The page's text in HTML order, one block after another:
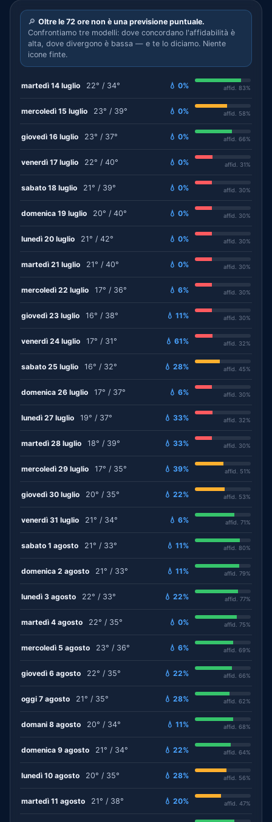
🔎 Oltre le 72 ore non è una previsione puntuale.
Confrontiamo tre modelli: dove concordano l'affidabilità è
alta, dove divergono è bassa — e te lo diciamo. Niente
icone finte.
martedì 14 luglio 22° / 34° 💧 0% affid. 83%
mercoledì 15 luglio 23° / 39° 💧 0% affid. 58%
giovedì 16 luglio 23° / 37° 💧 0% affid. 66%
venerdì 17 luglio 22° / 40° 💧 0% affid. 31%
sabato 18 luglio 21° / 39° 💧 0% affid. 30%
domenica 19 luglio 20° / 40° 💧 0% affid. 30%
lunedì 20 luglio 21° / 42° 💧 0% affid. 30%
martedì 21 luglio 21° / 40° 💧 0% affid. 30%
mercoledì 22 luglio 17° / 36° 💧 6% affid. 30%
giovedì 23 luglio 16° / 38° 💧 11% affid. 30%
venerdì 24 luglio 17° / 31° 💧 61% affid. 32%
sabato 25 luglio 16° / 32° 💧 28% affid. 45%
domenica 26 luglio 17° / 37° 💧 6% affid. 30%
lunedì 27 luglio 19° / 37° 💧 33% affid. 32%
martedì 28 luglio 18° / 39° 💧 33% affid. 30%
mercoledì 29 luglio 17° / 35° 💧 39% affid. 51%
giovedì 30 luglio 20° / 35° 💧 22% affid. 53%
venerdì 31 luglio 21° / 34° 💧 6% affid. 71%
sabato 1 agosto 21° / 33° 💧 11% affid. 80%
domenica 2 agosto 21° / 33° 💧 11% affid. 79%
lunedì 3 agosto 22° / 33° 💧 22% affid. 77%
martedì 4 agosto 22° / 35° 💧 0% affid. 75%
mercoledì 5 agosto 23° / 36° 💧 6% affid. 69%
giovedì 6 agosto 22° / 35° 💧 22% affid. 66%
oggi 7 agosto 21° / 35° 💧 28% affid. 62%
domani 8 agosto 20° / 34° 💧 11% affid. 68%
domenica 9 agosto 21° / 34° 💧 22% affid. 64%
lunedì 10 agosto 20° / 35° 💧 28% affid. 56%
martedì 11 agosto 21° / 38° 💧 20% affid. 47%